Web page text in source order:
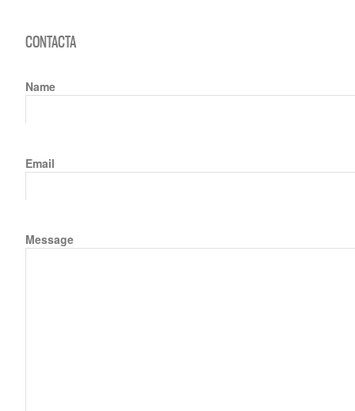
CONTACTA
Name
Email
Message